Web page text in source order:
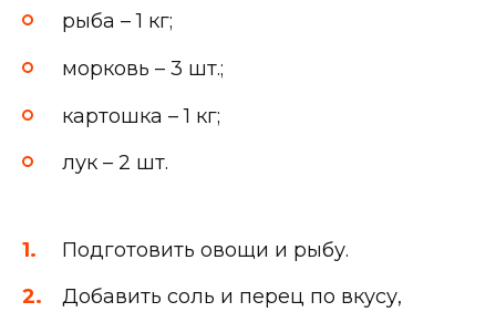
рыба – 1 кг;
морковь – 3 шт.;
картошка – 1 кг;
лук – 2 шт.
Подготовить овощи и рыбу.
Добавить соль и перец по вкусу,